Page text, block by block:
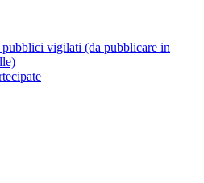
vigilati (da pubblicare in